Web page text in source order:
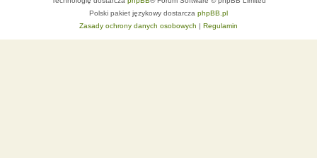
Polski pakiet językowy dostarcza phpBB.pl
Zasady ochrony danych osobowych | Regulamin